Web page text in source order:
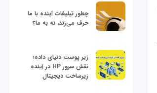
چطور تبلیغات آینده با ما
حرف می‌زند، نه به ما؟
زیر پوست دنیای داده؛
نقش سرور HP در آینده
زیرساخت دیجیتال